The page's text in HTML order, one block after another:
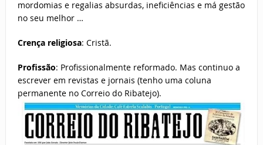
mordomias e regalias absurdas, ineficiências e má gestão
no seu melhor …
Crença religiosa: Cristã.
Profissão: Profissionalmente reformado. Mas continuo a
escrever em revistas e jornais (tenho uma coluna
permanente no Correio do Ribatejo).